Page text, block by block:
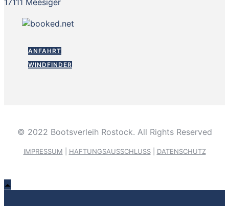
17111 Meesiger
ANFAHRT
WINDFINDER
© 2022 Bootsverleih Rostock. All Rights Reserved
IMPRESSUM HAFTUNGSAUSSCHLUSS| DATENSCHUTZ